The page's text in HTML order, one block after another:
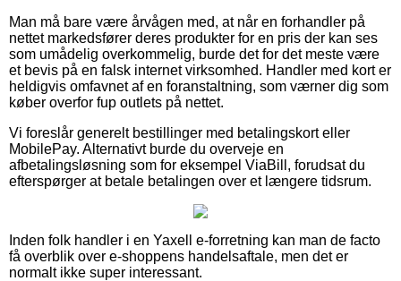
Man må bare være årvågen med, at når en forhandler på
nettet markedsfører deres produkter for en pris der kan ses
som umådelig overkommelig, burde det for det meste være
et bevis på en falsk internet virksomhed. Handler med kort er
heldigvis omfavnet af en foranstaltning, som værner dig som
køber overfor fup outlets på nettet.
Vi foreslår generelt bestillinger med betalingskort eller
MobilePay. Alternativt burde du overveje en
afbetalingsløsning som for eksempel ViaBill, forudsat du
efterspørger at betale betalingen over et længere tidsrum.
Inden folk handler i en Yaxell e-forretning kan man de facto
få overblik over e-shoppens handelsaftale, men det er
normalt ikke super interessant.